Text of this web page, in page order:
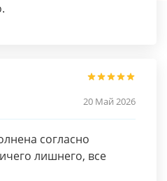
20 Май 2026
согласно
лишнего, все